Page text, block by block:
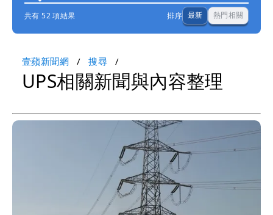
共有 52 項結果 排序 最新 熱門相關
壹蘋新聞網 搜尋
UPS相關新聞與內容整理